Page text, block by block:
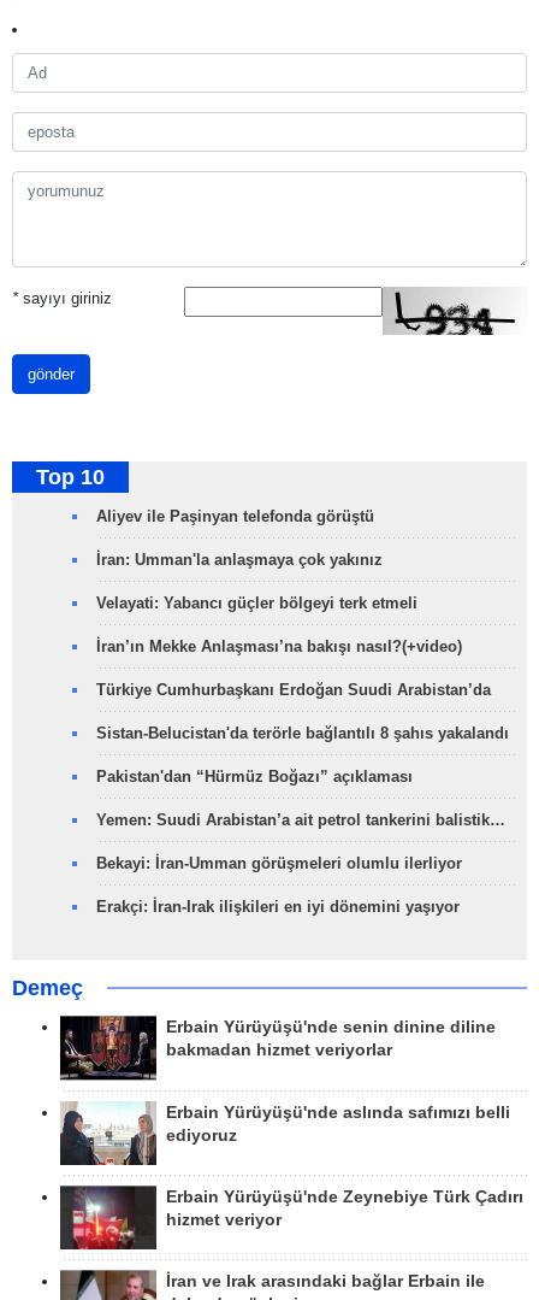
*sayıyı giriniz
gönder
Top 10
Aliyev ile Paşinyan telefonda görüştü
İran: Umman'la anlaşmaya çok yakınız
Velayati: Yabancı güçler bölgeyi terk etmeli
İran’ın Mekke Anlaşması’na bakışı nasıl?(+video)
Türkiye Cumhurbaşkanı Erdoğan Suudi Arabistan’da
Sistan-Belucistan'da terörle bağlantılı 8 şahıs yakalandı
Pakistan'dan “Hürmüz Boğazı” açıklaması
Yemen: Suudi Arabistan’a ait petrol tankerini balistik…
Bekayi: İran-Umman görüşmeleri olumlu ilerliyor
Erakçi: İran-Irak ilişkileri en iyi dönemini yaşıyor
Demeç
Erbain Yürüyüşü'nde senin dinine diline
bakmadan hizmet veriyorlar
Erbain Yürüyüşü'nde aslında safımızı belli
ediyoruz
Erbain Yürüyüşü'nde Zeynebiye Türk Çadırı
hizmet veriyor
İran ve Irak arasındaki bağlar Erbain ile